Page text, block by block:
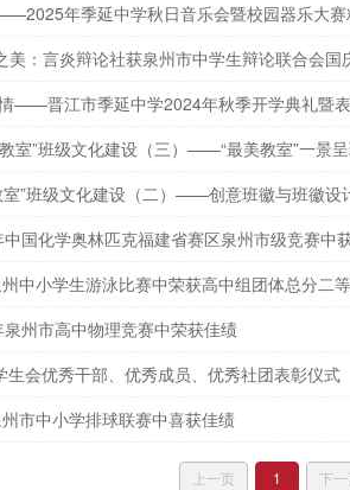
年季延中学秋日音乐会暨校园器乐大赛
：言炎辩论社获泉州市中学生辩论联合会国
——晋江市季延中学2024年秋季开学典礼暨
室”班级文化建设（三）——“最美教室”一景
室”班级文化建设（二）——创意班徽与班徽设
国化学奥林匹克福建省赛区泉州市级竞赛中
中小学生游泳比赛中荣获高中组团体总分二
州市高中物理竞赛中荣获佳绩
会优秀干部、优秀成员、优秀社团表彰仪式
市中小学排球联赛中喜获佳绩
上一页 1 下